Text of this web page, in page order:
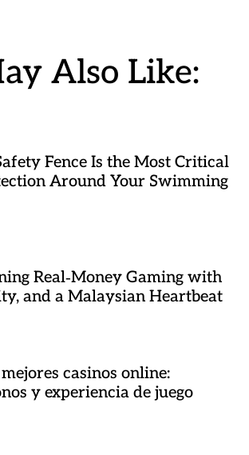
Also Like:
Fence Is the Most Critical
Around Your Swimming
Real‑Money Gaming with
and a Malaysian Heartbeat
casinos online:
y experiencia de juego